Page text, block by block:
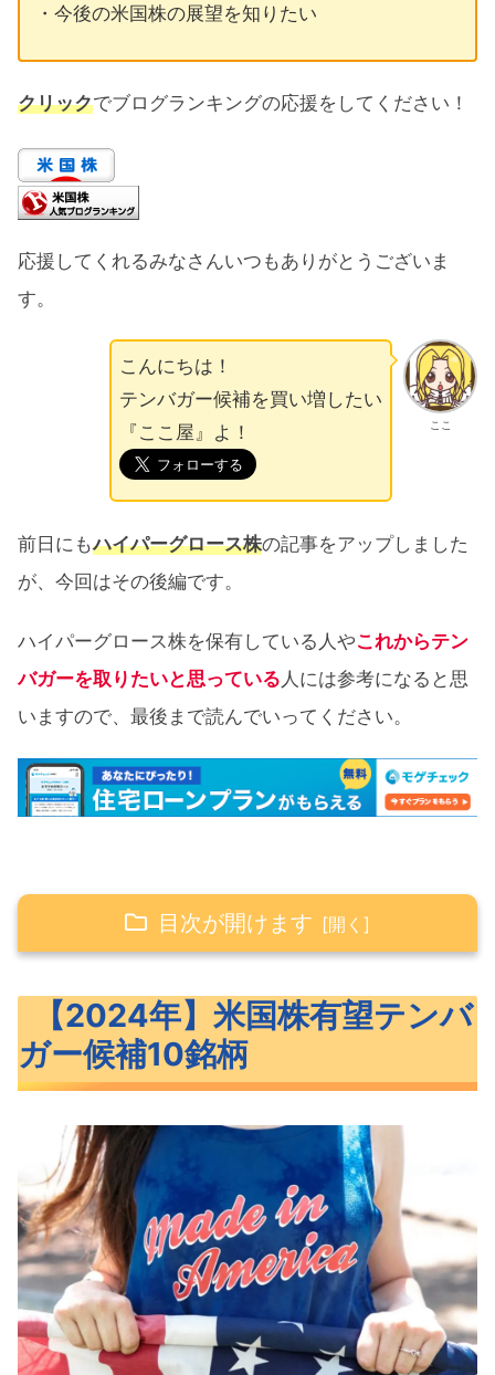
・今後の米国株の展望を知りたい
クリックでブログランキングの応援をしてください！
応援してくれるみなさんいつもありがとうございま
す。
ここ
こんにちは！
テンバガー候補を買い増したい
『ここ屋』よ！
前日にもハイパーグロース株の記事をアップしました
が、今回はその後編です。
ハイパーグロース株を保有している人やこれからテン
バガーを取りたいと思っている 人には参考になると思
いますので、最後まで読んでいってください。
目次が開けます
柄
2024年米国株テンバガー候補の10銘柄
柄概要
MQ（マルケタ）概要
DOCS（ドクシミティ）概要
LAW（CSディスコ）概要
RIVN（リビアン）概要
DDOG（データドッグ）概要
【2024年】米国株有望テンバ
ガー候補10銘柄